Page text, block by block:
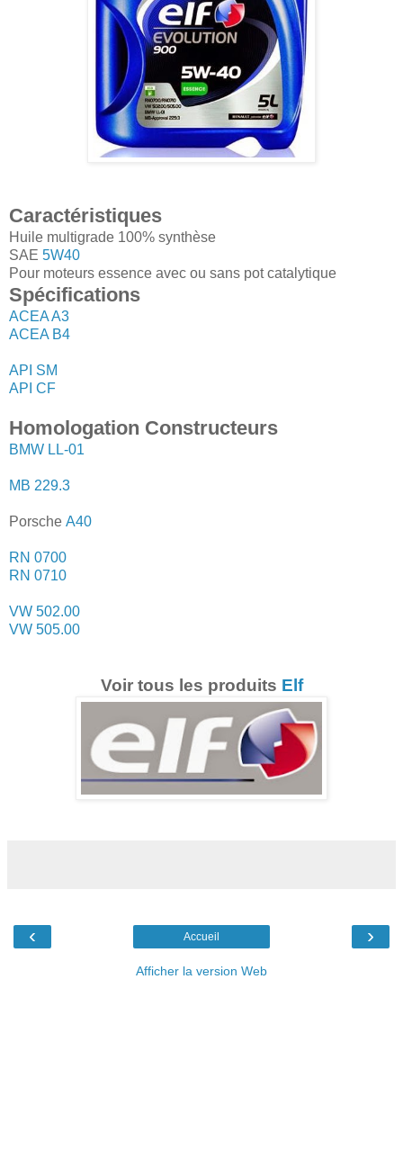
Caractéristiques
Huile multigrade 100% synthèse
SAE 5W40
Pour moteurs essence avec ou sans pot catalytique
Spécifications
ACEA A3
ACEA B4
API SM
API CF
Homologation Constructeurs
BMW LL-01
MB 229.3
Porsche A40
RN 0700
RN 0710
VW 502.00
VW 505.00
Voir tous les produits Elf
‹ ›
Accueil
Afficher la version Web